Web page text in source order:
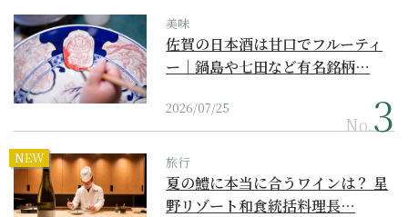
美味
佐賀の日本酒は甘口でフルーティ
ー｜鍋島や七田など有名銘柄…
2026/07/25
No.
NEW 旅行
夏の鱧に本当に合うワインは？ 星
野リゾート和食統括料理長…